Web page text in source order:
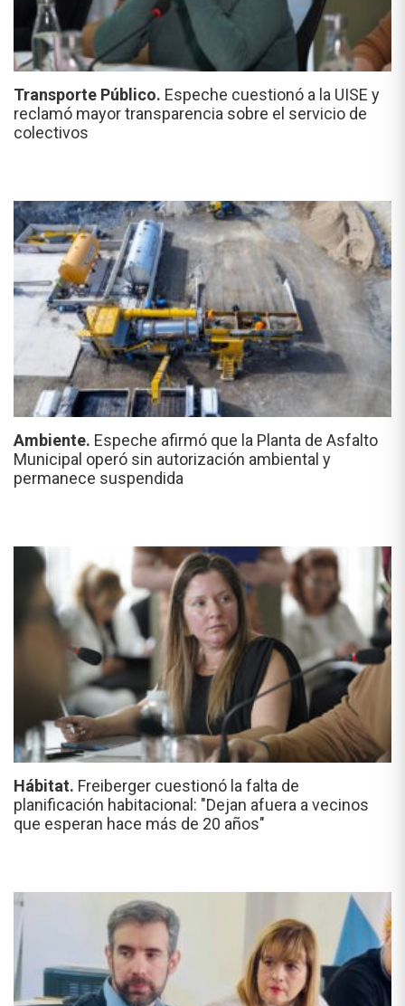
Transporte Público. Espeche cuestionó a la UISE y
reclamó mayor transparencia sobre el servicio de
colectivos
Ambiente. Espeche afirmó que la Planta de Asfalto
Municipal operó sin autorización ambiental y
permanece suspendida
Hábitat. Freiberger cuestionó la falta de
planificación habitacional: "Dejan afuera a vecinos
que esperan hace más de 20 años"